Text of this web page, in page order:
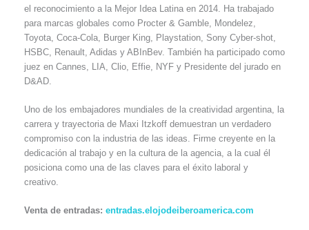
el reconocimiento a la Mejor Idea Latina en 2014. Ha trabajado
para marcas globales como Procter & Gamble, Mondelez,
Toyota, Coca-Cola, Burger King, Playstation, Sony Cyber-shot,
HSBC, Renault, Adidas y ABInBev. También ha participado como
juez en Cannes, LIA, Clio, Effie, NYF y Presidente del jurado en
D&AD.
Uno de los embajadores mundiales de la creatividad argentina, la
carrera y trayectoria de Maxi Itzkoff demuestran un verdadero
compromiso con la industria de las ideas. Firme creyente en la
dedicación al trabajo y en la cultura de la agencia, a la cual él
posiciona como una de las claves para el éxito laboral y
creativo.
Venta de entradas: entradas.elojodeiberoamerica.com